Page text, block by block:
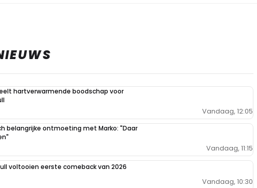
hartverwarmende boodschap voor
Vandaag, 12:05
belangrijke ontmoeting met Marko: "Daar
Vandaag, 11:15
voltooien eerste comeback van 2026
Vandaag, 10:30